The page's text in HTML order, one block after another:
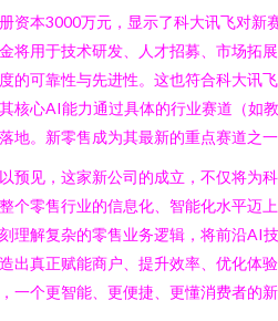
资本3000万元，显示了科大讯飞对新
将用于技术研发、人才招募、市场拓
的可靠性与先进性。这也符合科大讯
核心AI能力通过具体的行业赛道（如
地。新零售成为其最新的重点赛道之一
预见，这家新公司的成立，不仅将为
个零售行业的信息化、智能化水平迈
理解复杂的零售业务逻辑，将前沿AI
出真正赋能商户、提升效率、优化体
一个更智能、更便捷、更懂消费者的